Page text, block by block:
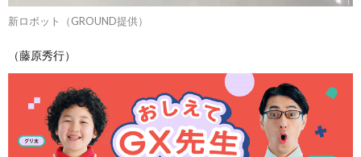
新ロボット（GROUND提供）
（藤原秀行）